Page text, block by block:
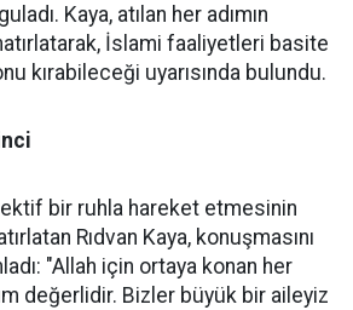
Kaya, atılan her adımın
İslami faaliyetleri basite
kırabileceği uyarısında bulundu.
bir ruhla hareket etmesinin
Rıdvan Kaya, konuşmasını
"Allah için ortaya konan her
değerlidir. Bizler büyük bir aileyiz